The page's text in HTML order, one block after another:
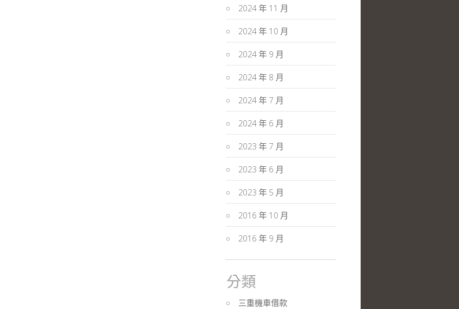
2024 年 11 月
2024 年 10 月
2024 年 9 月
2024 年 8 月
2024 年 7 月
2024 年 6 月
2023 年 7 月
2023 年 6 月
2023 年 5 月
2016 年 10 月
2016 年 9 月
分類
三重機車借款